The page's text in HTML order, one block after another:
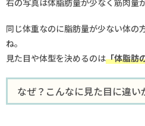
同じ体重なのに脂肪量が少ない体の
ね。
見た目や体型を決めるのは「体脂肪
なぜ？こんなに見た目に違い